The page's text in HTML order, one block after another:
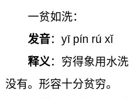
一贫如洗：
发音：yī pín rú xǐ
释义 ：穷得象用水
没有。形容十分贫穷。